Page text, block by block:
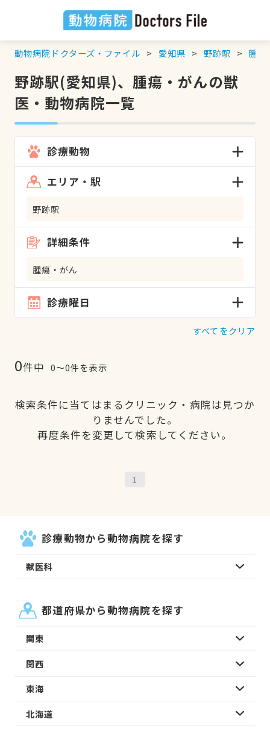
動物病院ドクターズ・ファイル 愛知県 野跡駅 腫瘍
野跡駅(愛知県)、腫瘍・がんの獣
医・動物病院一覧
診療動物
エリア・駅
野跡駅
詳細条件
腫瘍・がん
診療曜日
すべてをクリア
0件中 0〜0件を表示
検索条件に当てはまるクリニック・病院は見つか
りませんでした。
再度条件を変更して検索してください。
1
診療動物から動物病院を探す
獣医科
都道府県から動物病院を探す
関東
関西
東海
北海道